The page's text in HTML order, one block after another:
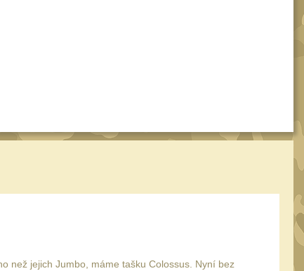
než jejich Jumbo, máme tašku Colossus. Nyní bez